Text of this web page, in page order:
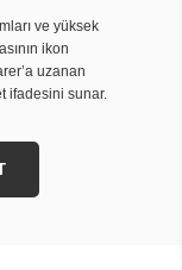
ve yüksek
ikon
uzanan
ifadesini sunar.